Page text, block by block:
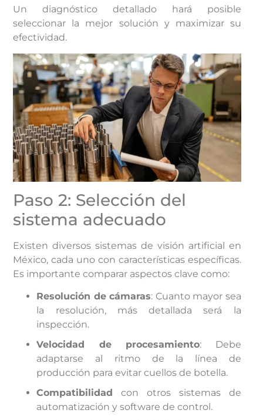
Un diagnóstico detallado hará posible
seleccionar la mejor solución y maximizar su
efectividad.
Paso 2: Selección del
sistema adecuado
Existen diversos sistemas de visión artificial en
México, cada uno con características específicas.
Es importante comparar aspectos clave como:
Resolución de cámaras: Cuanto mayor sea
la resolución, más detallada será la
inspección.
Velocidad de procesamiento: Debe
adaptarse al ritmo de la línea de
producción para evitar cuellos de botella.
Compatibilidad con otros sistemas de
automatización y software de control.